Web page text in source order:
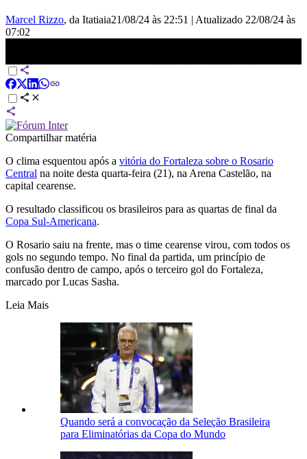
Marcel Rizzo, da Itatiaia21/08/24 às 22:51 | Atualizado 22/08/24 às
07:02
Compartilhar matéria
O clima esquentou após a vitória do Fortaleza sobre o Rosario
Central na noite desta quarta-feira (21), na Arena Castelão, na
capital cearense.
O resultado classificou os brasileiros para as quartas de final da
Copa Sul-Americana.
O Rosario saiu na frente, mas o time cearense virou, com todos os
gols no segundo tempo. No final da partida, um princípio de
confusão dentro de campo, após o terceiro gol do Fortaleza,
marcado por Lucas Sasha.
Leia Mais
Quando será a convocação da Seleção Brasileira
para Eliminatórias da Copa do Mundo